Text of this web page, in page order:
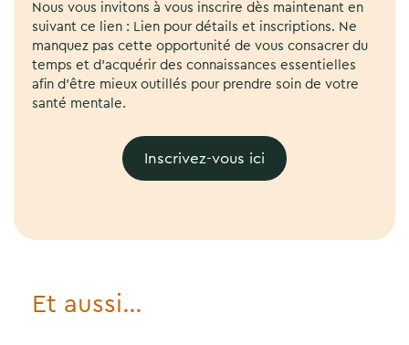
Nous vous invitons à vous inscrire dès maintenant en
suivant ce lien : Lien pour détails et inscriptions. Ne
manquez pas cette opportunité de vous consacrer du
temps et d’acquérir des connaissances essentielles
afin d’être mieux outillés pour prendre soin de votre
santé mentale.
Inscrivez-vous ici
Et aussi…